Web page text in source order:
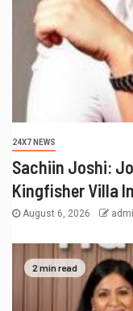
24X7 NEWS
Sachiin Joshi:
Kingfisher Villa
August 6, 2026
2 min read